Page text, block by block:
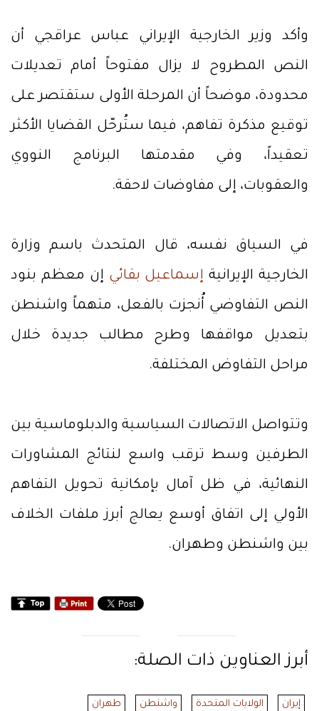
وأكد وزير الخارجية الإيراني عباس عراقجي أن
النص المطروح لا يزال مفتوحاً أمام تعديلات
محدودة، موضحاً أن المرحلة الأولى ستقتصر على
توقيع مذكرة تفاهم، فيما ستُرحّل القضايا الأكثر
تعقيداً، وفي مقدمتها البرنامج النووي
والعقوبات، إلى مفاوضات لاحقة.
في السياق نفسه، قال المتحدث باسم وزارة
الخارجية الإيرانيةإسماعيل بقائي إن معظم بنود
النص التفاوضي أُنجزت بالفعل، متهماً واشنطن
بتعديل مواقفها وطرح مطالب جديدة خلال
مراحل التفاوض المختلفة.
وتتواصل الاتصالات السياسية والدبلوماسية بين
الطرفين وسط ترقب واسع لنتائج المشاورات
النهائية، في ظل آمال بإمكانية تحويل التفاهم
الأولي إلى اتفاق أوسع يعالج أبرز ملفات الخلاف
بين واشنطن وطهران.
أبرز العناوين ذات الصلة:
إيران الولايات المتحدة واشنطن طهران